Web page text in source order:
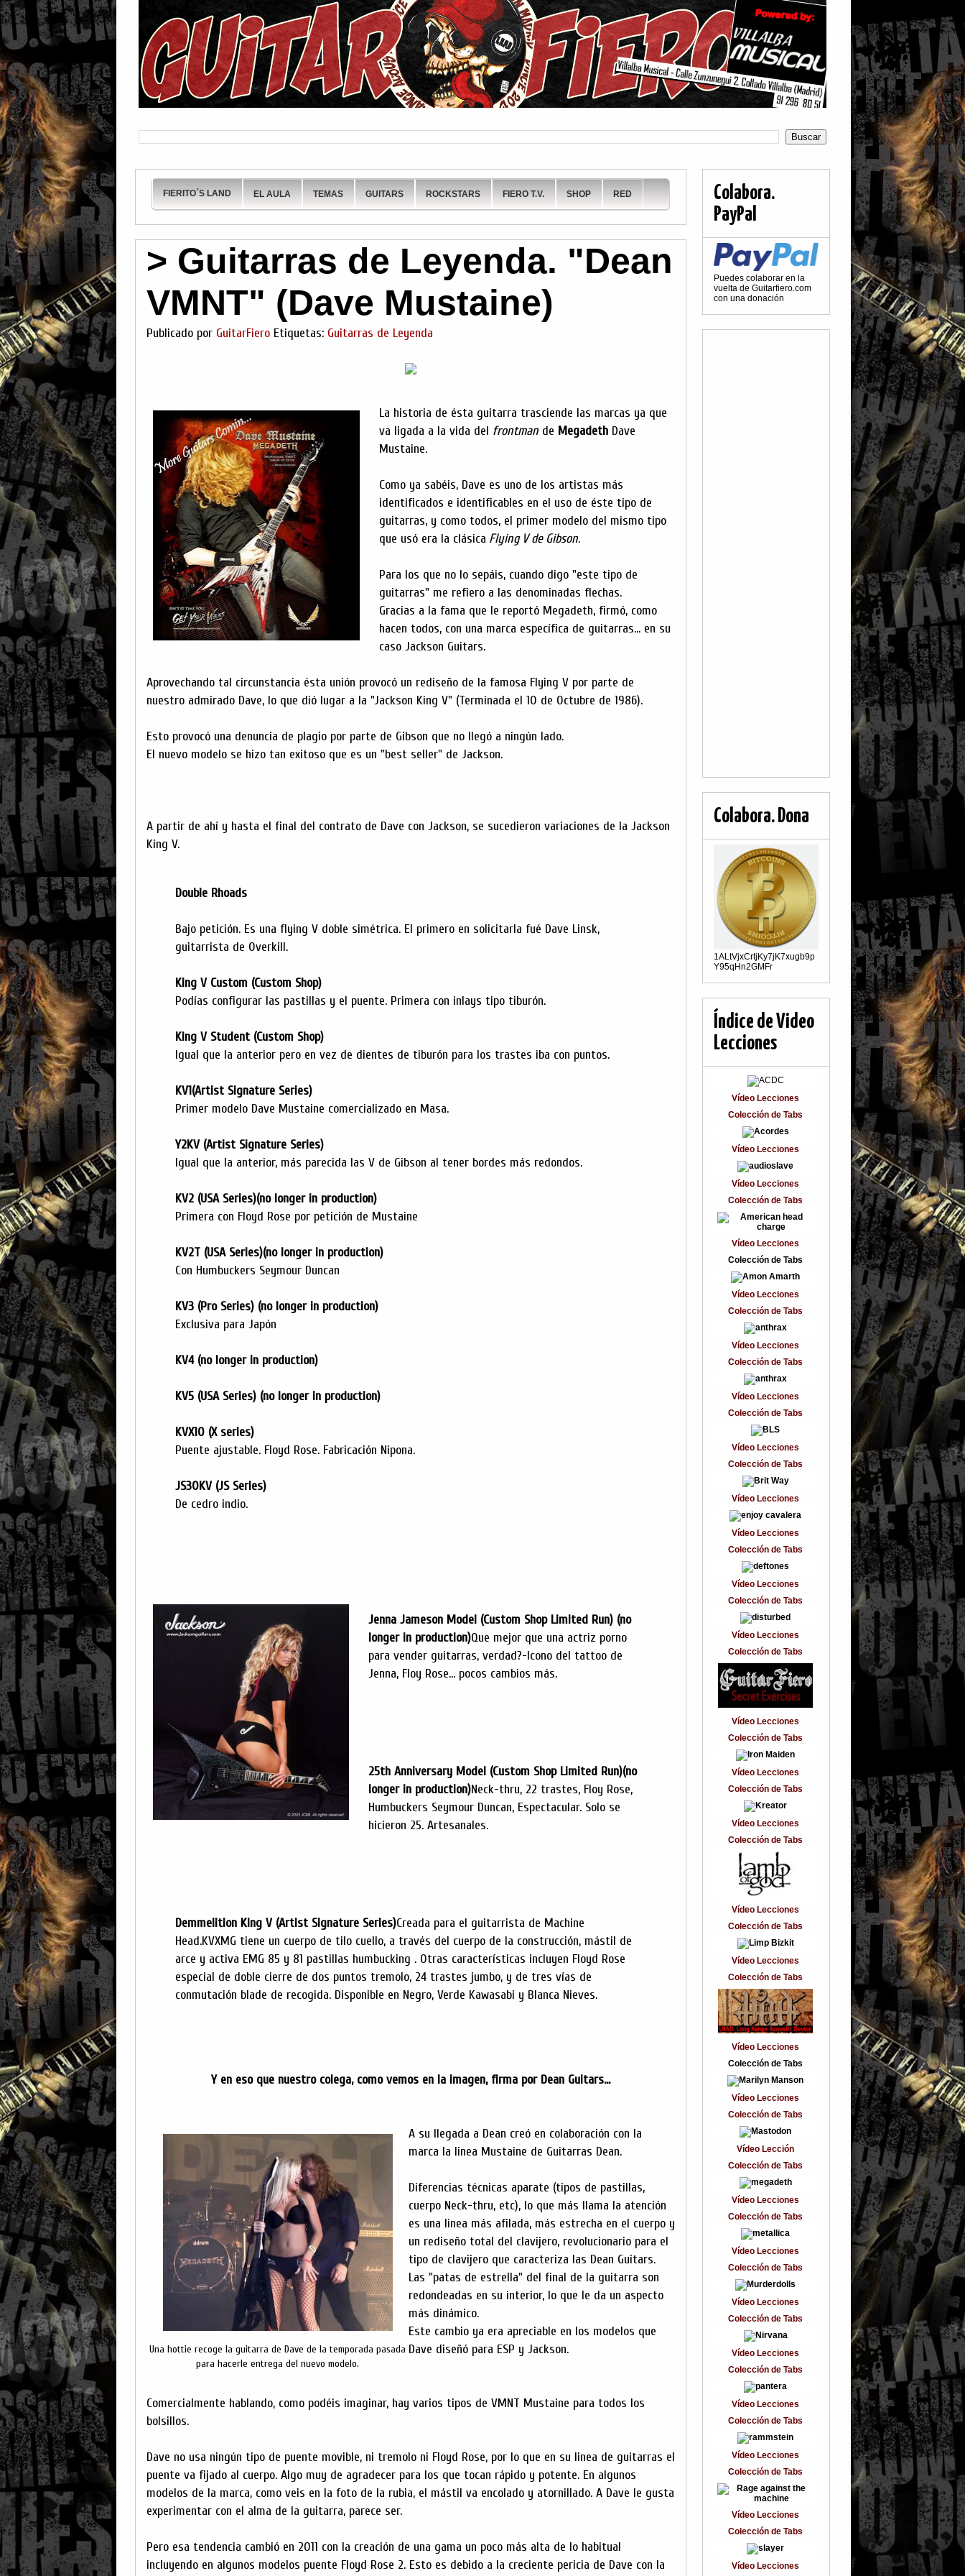
FIERITO´S LAND EL AULA TEMAS GUITARS ROCKSTARS FIERO T.V. SHOP RED
> Guitarras de Leyenda. "Dean
VMNT" (Dave Mustaine)
Publicado por GuitarFiero Etiquetas: Guitarras de Leyenda
La historia de ésta guitarra trasciende las marcas ya que
va ligada a la vida del frontmande Megadeth Dave
Mustaine.
Como ya sabéis, Dave es uno de los artistas más
identificados e identificables en el uso de éste tipo de
guitarras, y como todos, el primer modelo del mismo tipo
que usó era la clásica Flying V de Gibson.
Para los que no lo sepáis, cuando digo "este tipo de
guitarras" me refiero a las denominadas flechas.
Gracias a la fama que le reportó Megadeth, firmó, como
hacen todos, con una marca específica de guitarras... en su
caso Jackson Guitars.
Aprovechando tal circunstancia ésta unión provocó un rediseño de la famosa Flying V por parte de
nuestro admirado Dave, lo que dió lugar a la "Jackson King V" (Terminada el 10 de Octubre de 1986).
Esto provocó una denuncia de plagio por parte de Gibson que no llegó a ningún lado.
El nuevo modelo se hizo tan exitoso que es un "best seller" de Jackson.
A partir de ahí y hasta el final del contrato de Dave con Jackson, se sucedieron variaciones de la Jackson
King V.
Double Rhoads
Bajo petición. Es una flying V doble simétrica. El primero en solicitarla fué Dave Linsk,
guitarrista de Overkill.
King V Custom (Custom Shop)
Podías configurar las pastillas y el puente. Primera con inlays tipo tiburón.
King V Student (Custom Shop)
Igual que la anterior pero en vez de dientes de tiburón para los trastes iba con puntos.
KV1(Artist Signature Series)
Primer modelo Dave Mustaine comercializado en Masa.
Y2KV (Artist Signature Series)
Igual que la anterior, más parecida las V de Gibson al tener bordes más redondos.
KV2 (USA Series)(no longer in production)
Primera con Floyd Rose por petición de Mustaine
KV2T (USA Series)(no longer in production)
Con Humbuckers Seymour Duncan
KV3 (Pro Series) (no longer in production)
Exclusiva para Japón
KV4 (no longer in production)
KV5 (USA Series) (no longer in production)
KVX10 (X series)
Puente ajustable. Floyd Rose. Fabricación Nipona.
JS30KV (JS Series)
De cedro indio.
Jenna Jameson Model (Custom Shop Limited Run) (no
longer in production)Que mejor que una actriz porno
para vender guitarras, verdad?-Icono del tattoo de
Jenna, Floy Rose... pocos cambios más.
25th Anniversary Model (Custom Shop Limited Run)(no
longer in production)Neck-thru, 22 trastes, Floy Rose,
Humbuckers Seymour Duncan, Espectacular. Solo se
hicieron 25. Artesanales.
Demmelition King V (Artist Signature Series)Creada para el guitarrista de Machine
Head.KVXMG tiene un cuerpo de tilo cuello, a través del cuerpo de la construcción, mástil de
arce y activa EMG 85 y 81 pastillas humbucking . Otras características incluyen Floyd Rose
especial de doble cierre de dos puntos tremolo, 24 trastes jumbo, y de tres vías de
conmutación blade de recogida. Disponible en Negro, Verde Kawasabi y Blanca Nieves.
Y en eso que nuestro colega, como vemos en la imagen, firma por Dean Guitars...
Una hottie recoge la guitarra de Dave de la temporada pasada
para hacerle entrega del nuevo modelo.
A su llegada a Dean creó en colaboración con la
marca la linea Mustaine de Guitarras Dean.
Diferencias técnicas aparate (tipos de pastillas,
cuerpo Neck-thru, etc), lo que más llama la atención
es una linea más afilada, más estrecha en el cuerpo y
un rediseño total del clavijero, revolucionario para el
tipo de clavijero que caracteriza las Dean Guitars.
Las "patas de estrella" del final de la guitarra son
redondeadas en su interior, lo que le da un aspecto
más dinámico.
Este cambio ya era apreciable en los modelos que
Dave diseñó para ESP y Jackson.
Comercialmente hablando, como podéis imaginar, hay varios tipos de VMNT Mustaine para todos los
bolsillos.
Dave no usa ningún tipo de puente movible, ni tremolo ni Floyd Rose, por lo que en su linea de guitarras el
puente va fijado al cuerpo. Algo muy de agradecer para los que tocan rápido y potente. En algunos
modelos de la marca, como veis en la foto de la rubia, el mástil va encolado y atornillado. A Dave le gusta
experimentar con el alma de la guitarra, parece ser.
Pero esa tendencia cambió en 2011 con la creación de una gama un poco más alta de lo habitual
incluyendo en algunos modelos puente Floyd Rose 2. Esto es debido a la creciente pericia de Dave con la
Colabora.
PayPal
Puedes colaborar en la
vuelta de Guitarfiero.com
con una donación
Colabora. Dona
1ALtVjxCrtjKy7jK7xugb9p
Y95qHn2GMFr
Índice de Video
Lecciones
Vídeo Lecciones
Colección de Tabs
Vídeo Lecciones
Vídeo Lecciones
Colección de Tabs
Vídeo Lecciones
Colección de Tabs
Vídeo Lecciones
Colección de Tabs
Vídeo Lecciones
Colección de Tabs
Vídeo Lecciones
Colección de Tabs
Vídeo Lecciones
Colección de Tabs
Vídeo Lecciones
Vídeo Lecciones
Colección de Tabs
Vídeo Lecciones
Colección de Tabs
Vídeo Lecciones
Colección de Tabs
Vídeo Lecciones
Colección de Tabs
Vídeo Lecciones
Colección de Tabs
Vídeo Lecciones
Colección de Tabs
Vídeo Lecciones
Colección de Tabs
Vídeo Lecciones
Colección de Tabs
Vídeo Lecciones
Colección de Tabs
Vídeo Lecciones
Colección de Tabs
Vídeo Lección
Colección de Tabs
Vídeo Lecciones
Colección de Tabs
Vídeo Lecciones
Colección de Tabs
Vídeo Lecciones
Colección de Tabs
Vídeo Lecciones
Colección de Tabs
Vídeo Lecciones
Colección de Tabs
Vídeo Lecciones
Colección de Tabs
Vídeo Lecciones
Colección de Tabs
Vídeo Lecciones